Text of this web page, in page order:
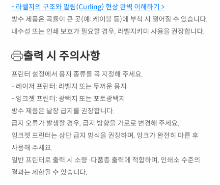
- 라벨지의 구조와 말림(Curling) 현상 완벽 이해하기 >
방수 제품은 곡률이 큰 곳(예: 케이블 등)에 부착 시 떨어질 수 있습니다.
내수성 또는 인쇄 보호가 필요할 경우, 라벨지키미 사용을 권장합니다.
출력 시 주의사항
프린터 설정에서 용지 종류를 꼭 지정해 주세요.
- 레이저 프린터: 라벨지 또는 두꺼운 용지
- 잉크젯 프린터: 광택지 또는 포토광택지
방수 제품은 낱장 급지를 권장합니다.
급지 오류가 발생할 경우, 급지 방향을 가로로 변경해 주세요.
잉크젯 프린터는 상단 급지 방식을 권장하며, 잉크가 완전히 마른 후
사용해 주세요.
일반 프린터로 출력 시 소량·다품종 출력에 적합하며, 인쇄소 수준의
결과는 제한될 수 있습니다.